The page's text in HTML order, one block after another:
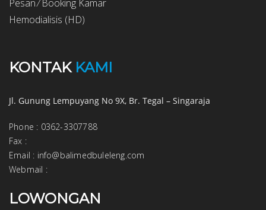
Pesan ⁄ Booking Kamar
Hemodialisis (HD)
KONTAK KAMI
Jl. Gunung Lempuyang No 9X, Br. Tegal – Singaraja
Phone : 0362-3307788
Fax :
Email : info@balimedbuleleng.com
Webmail :
LOWONGAN